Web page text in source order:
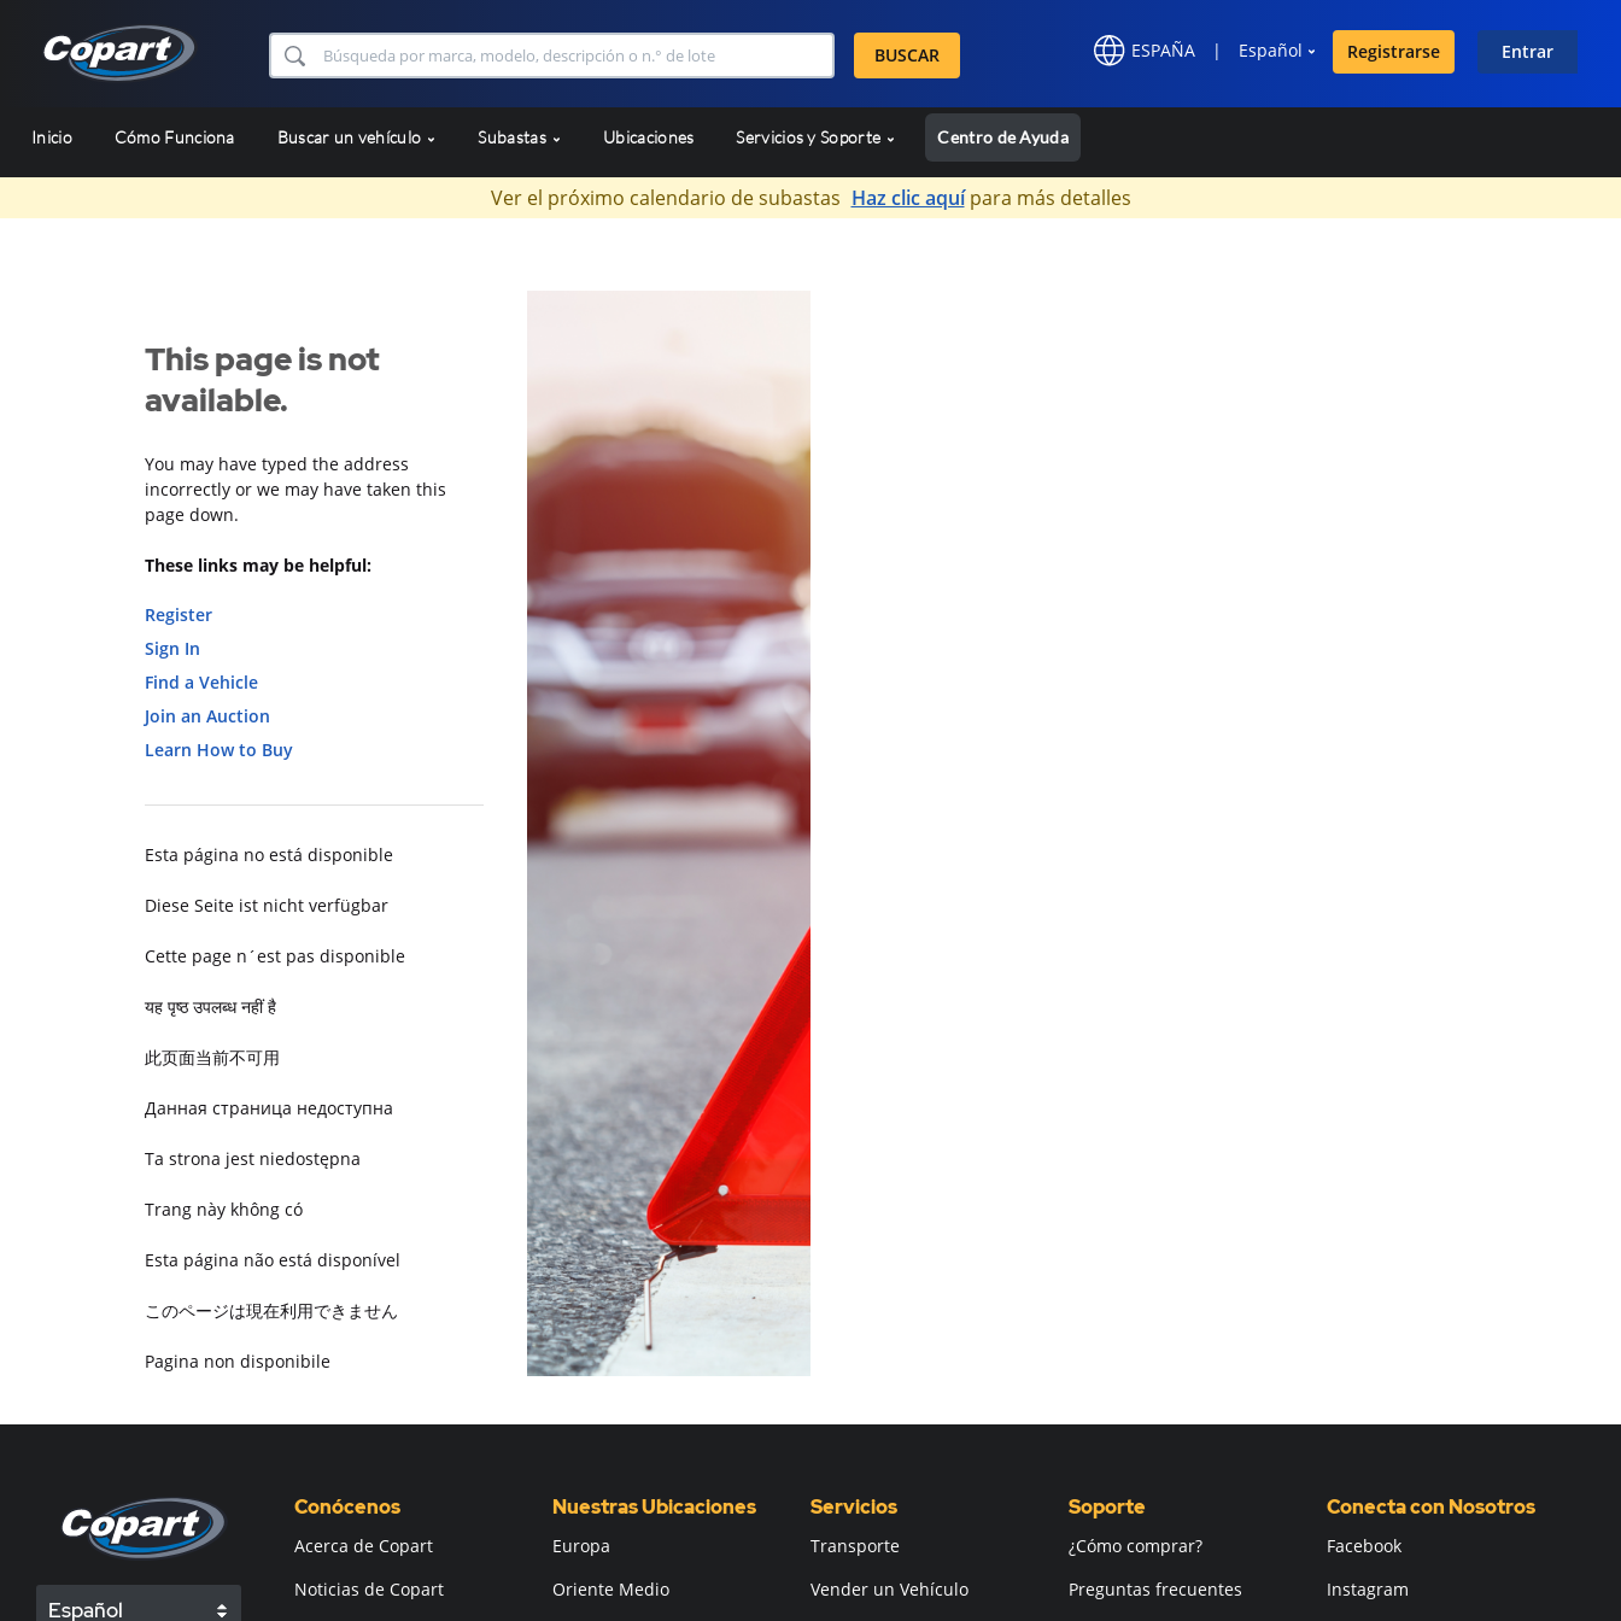
BUSCAR ESPAÑA | Español Registrarse Entrar
Inicio Cómo Funciona Buscar un vehículo Subastas Ubicaciones Servicios y Soporte Centro de Ayuda
Ver el próximo calendario de subastas Haz clic aquípara más detalles
This page is not
available.
You may have typed the address
incorrectly or we may have taken this
page down.
These links may be helpful:
Register
Sign In
Find a Vehicle
Join an Auction
Learn How to Buy
Esta página no está disponible
Diese Seite ist nicht verfügbar
Cette page n´est pas disponible
यह पृष्ठ उपलब्ध नहीं है
此页面当前不可用
Данная страница недоступна
Ta strona jest niedostępna
Trang này không có
Esta página não está disponível
このページは現在利用できません
Pagina non disponibile
Español
Conócenos
Acerca de Copart
Noticias de Copart
Nuestras Ubicaciones
Europa
Oriente Medio
Servicios
Transporte
Vender un Vehículo
Soporte
¿Cómo comprar?
Preguntas frecuentes
Conecta con Nosotros
Facebook
Instagram